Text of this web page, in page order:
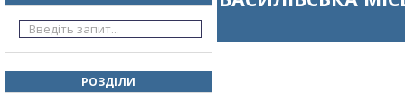
РОЗДІЛИ